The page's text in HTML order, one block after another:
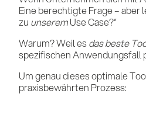
Eine berechtigte Frage – aber
zu unseremUse Case?“
Warum? Weil esdas beste
spezifischen Anwendungsfall
Um genau dieses optimale
praxisbewährten Prozess: